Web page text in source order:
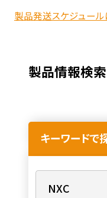
製品発送スケジュール
製品情報検索
キーワードで